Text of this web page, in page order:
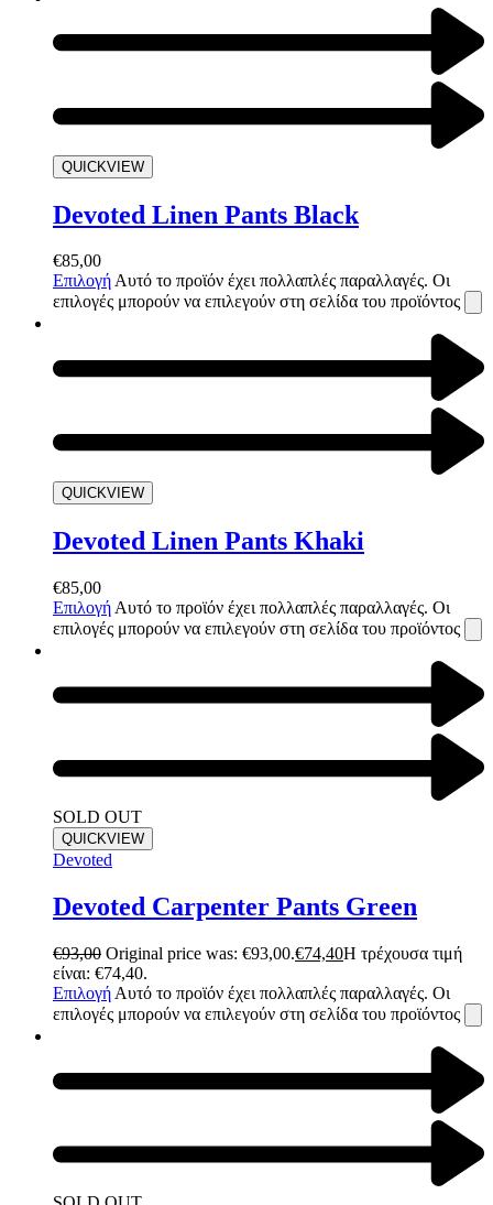
QUICKVIEW
Devoted Linen Pants Black
€85,00
ΕπιλογήΑυτό το προϊόν έχει πολλαπλές παραλλαγές. Οι
επιλογές μπορούν να επιλεγούν στη σελίδα του προϊόντος
QUICKVIEW
Devoted Linen Pants Khaki
€85,00
Επιλογή Αυτό το προϊόν έχει πολλαπλές παραλλαγές. Οι
επιλογές μπορούν να επιλεγούν στη σελίδα του προϊόντος
SOLD OUT
QUICKVIEW
Devoted
Devoted Carpenter Pants Green
€93,00 Original price was: €93,00.€74,40Η τρέχουσα τιμή
είναι: €74,40.
Επιλογή Αυτό το προϊόν έχει πολλαπλές παραλλαγές. Οι
επιλογές μπορούν να επιλεγούν στη σελίδα του προϊόντος